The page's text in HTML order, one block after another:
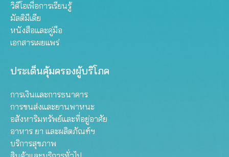
วิดีโอเพื่อการเรียนรู้
มัลติมีเดีย
หนังสือและคู่มือ
เอกสารเผยแพร่
ประเด็นคุ้มครองผู้บริโภค
การเงินและการธนาคาร
การขนส่งและยานพาหนะ
อสังหาริมทรัพย์และที่อยู่อาศัย
อาหาร ยา และผลิตภัณฑ์ฯ
บริการสุขภาพ